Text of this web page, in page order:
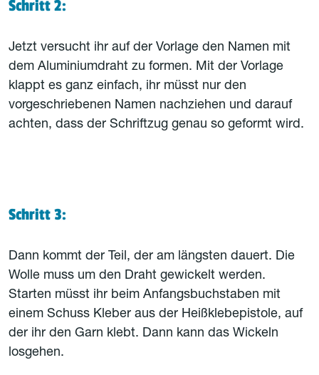
Schritt 2:
Jetzt versucht ihr auf der Vorlage den Namen mit
dem Aluminiumdraht zu formen. Mit der Vorlage
klappt es ganz einfach, ihr müsst nur den
vorgeschriebenen Namen nachziehen und darauf
achten, dass der Schriftzug genau so geformt wird.
Schritt 3:
Dann kommt der Teil, der am längsten dauert. Die
Wolle muss um den Draht gewickelt werden.
Starten müsst ihr beim Anfangsbuchstaben mit
einem Schuss Kleber aus der Heißklebepistole, auf
der ihr den Garn klebt. Dann kann das Wickeln
losgehen.